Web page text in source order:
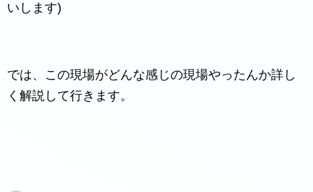
いします)
では、この現場がどんな感じの現場やったんか詳し
く解説して行きます。